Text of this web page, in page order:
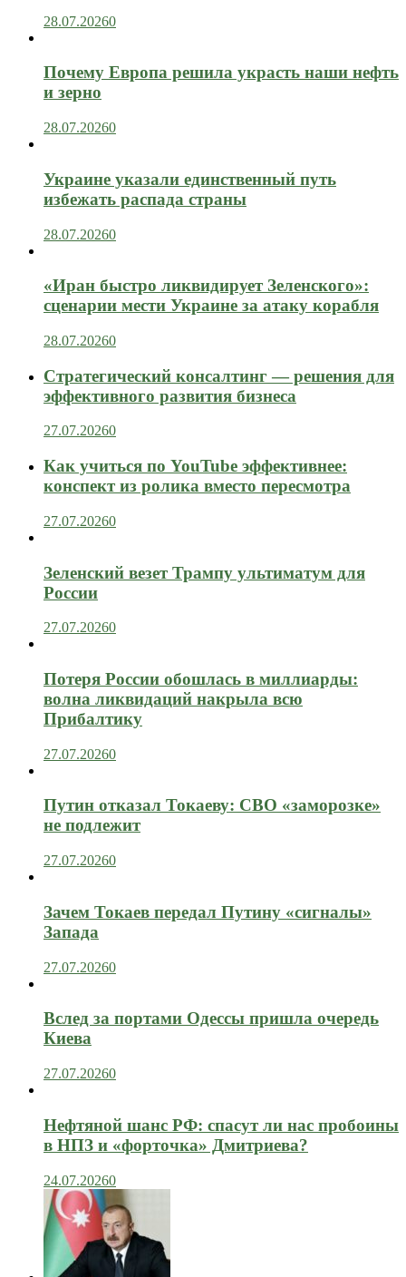
28.07.20260
Почему Европа решила украсть наши нефть
и зерно
28.07.20260
Украине указали единственный путь
избежать распада страны
28.07.20260
«Иран быстро ликвидирует Зеленского»:
сценарии мести Украине за атаку корабля
28.07.20260
Стратегический консалтинг — решения для
эффективного развития бизнеса
27.07.20260
Как учиться по YouTube эффективнее:
конспект из ролика вместо пересмотра
27.07.20260
Зеленский везет Трампу ультиматум для
России
27.07.20260
Потеря России обошлась в миллиарды:
волна ликвидаций накрыла всю
Прибалтику
27.07.20260
Путин отказал Токаеву: СВО «заморозке»
не подлежит
27.07.20260
Зачем Токаев передал Путину «сигналы»
Запада
27.07.20260
Вслед за портами Одессы пришла очередь
Киева
27.07.20260
Нефтяной шанс РФ: спасут ли нас пробоины
в НПЗ и «форточка» Дмитриева?
24.07.20260